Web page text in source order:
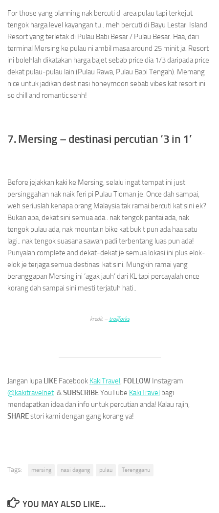
For those yang planning nak bercuti di area pulau tapi terkejut
tengok harga level kayangan tu.. meh bercuti di Bayu Lestari Island
Resort yang terletak di Pulau Babi Besar / Pulau Besar. Haa, dari
terminal Mersing ke pulau ni ambil masa around 25 minit ja. Resort
ini bolehlah dikatakan harga bajet sebab price dia 1/3 daripada price
dekat pulau-pulau lain (Pulau Rawa, Pulau Babi Tengah). Memang
nice untuk jadikan destinasi honeymoon sebab vibes kat resort ini
so chill and romantic sehh!
7. Mersing – destinasi percutian ‘3 in 1’
Before jejakkan kaki ke Mersing, selalu ingat tempat ini just
persinggahan nak naik feri pi Pulau Tioman je. Once dah sampai,
weh seriuslah kenapa orang Malaysia tak ramai bercuti kat sini ek?
Bukan apa, dekat sini semua ada.. nak tengok pantai ada, nak
tengok pulau ada, nak mountain bike kat bukit pun ada haa satu
lagi.. nak tengok suasana sawah padi terbentang luas pun ada!
Punyalah complete and dekat-dekat je semua lokasi ini plus elok-
elok je terjaga semua destinasi kat sini. Mungkin ramai yang
beranggapan Mersing ini ‘agak jauh’ dari KL tapi percayalah once
korang dah sampai sini mesti terjatuh hati..
kredit – trailforks
Jangan lupa LIKE Facebook KakiTravel , FOLLOW Instagram
@kakitravelnet &SUBSCRIBEYouTube KakiTravel bagi
mendapatkan idea dan info untuk percutian anda! Kalau rajin,
SHAREstori kami dengan gang korang ya!
Tags: mersing nasi dagang pulau Terengganu
YOU MAY ALSO LIKE...